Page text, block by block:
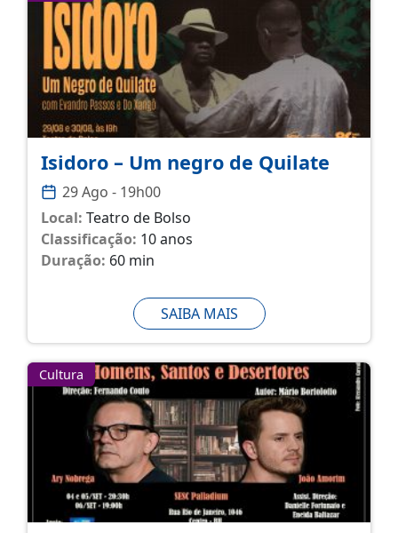
Isidoro – Um negro de Quilate
29 Ago - 19h00
Local: Teatro de Bolso
Classificação: 10 anos
Duração: 60 min
SAIBA MAIS
Cultura